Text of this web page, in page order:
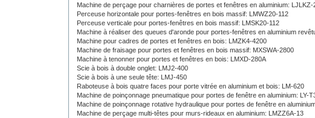
Machine de perçage pour charnières de portes et fenêtres en aluminium: LJLKZ-
Perceuse horizontale pour portes-fenêtres en bois massif: LMWZ20-112
Perceuse verticale pour portes-fenêtres en bois massif: LMSK20-112
Machine à réaliser des queues d'aronde pour portes-fenêtres en aluminium
Machine pour cadres de portes et fenêtres en bois: LMZK4-4200
Machine de fraisage pour portes et fenêtres en bois massif: MXSWA-2800
Machine à tenonner pour portes et fenêtres en bois: LMXD-280A
Scie à bois à double onglet: LMJ2-400
Scie à bois à une seule tête: LMJ-450
Raboteuse à bois quatre faces pour porte vitrée en aluminium et bois: LM-620
Machine de poinçonnage pneumatique pour portes de fenêtre en aluminium: LY-
Machine de poinçonnage rotative hydraulique pour portes de fenêtre en
Machine de perçage multi-têtes pour murs-rideaux en aluminium: LMZZ6A-13